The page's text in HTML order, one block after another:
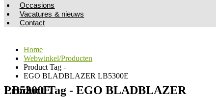
Occasions
Vacatures & nieuws
Contact
Home
Webwinkel/Producten
Product Tag -
EGO BLADBLAZER LB5300E
Product Tag - EGO BLADBLAZER LB5300E